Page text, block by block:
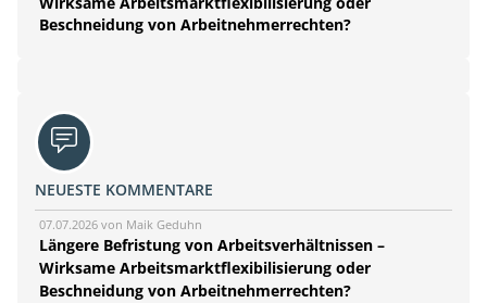
Beschneidung von Arbeitnehmerrechten?
NEUESTE KOMMENTARE
07.07.2026 von Maik Geduhn
Längere Befristung von Arbeitsverhältnissen –
Wirksame Arbeitsmarktflexibilisierung oder
Beschneidung von Arbeitnehmerrechten?